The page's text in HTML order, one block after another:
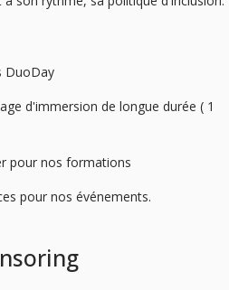
DuoDay
d'immersion de longue durée ( 1
pour nos formations
pour nos événements.